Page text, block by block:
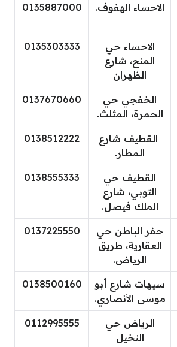
الاحساء الهفوف. 0135887000
الاحساء حي
المنح، شارع
الظهران
0135303333
الخفجي حي
الحمرة، المثلث.
0137670660
القطيف شارع
المطار.
0138512222
القطيف حي
التوبي، شارع
الملك فيصل.
0138555333
حفر الباطن حي
العقارية، طريق
الرياض.
0137225550
سيهات شارع أبو
موسى الأنصاري.
0138500160
الرياض حي
النخيل
0112995555